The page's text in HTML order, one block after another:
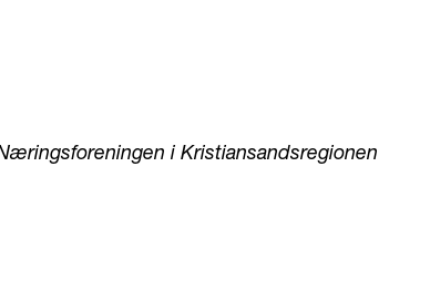
i Kristiansandsregionen